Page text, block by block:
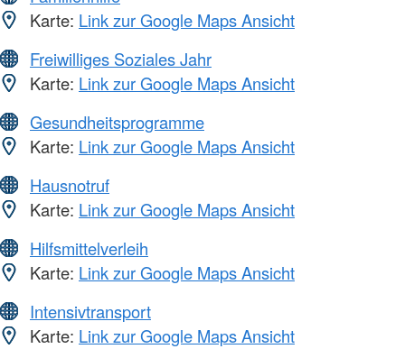
Karte: Link zur Google Maps Ansicht
Freiwilliges Soziales Jahr
Karte: Link zur Google Maps Ansicht
Gesundheitsprogramme
Karte: Link zur Google Maps Ansicht
Hausnotruf
Karte: Link zur Google Maps Ansicht
Hilfsmittelverleih
Karte: Link zur Google Maps Ansicht
Intensivtransport
Karte: Link zur Google Maps Ansicht